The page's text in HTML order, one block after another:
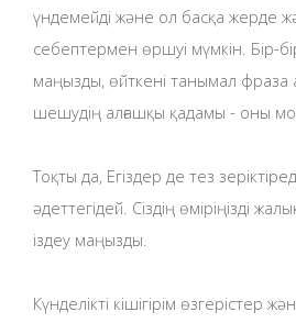
үндемейді және ол басқа жерде
себептермен өршуі мүмкін. Бір-
маңызды, өйткені танымал фраза
шешудің алғашқы қадамы - оны
Тоқты да, Егіздер де тез
әдеттегідей. Сіздің өміріңізді
іздеу маңызды.
Күнделікті кішігірім өзгерістер